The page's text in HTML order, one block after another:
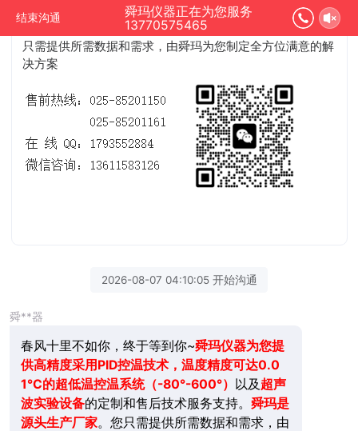
结束沟通
舜玛仪器正在为您服务
13770575465
0.01℃的超低温控温系统（-80°-600°）以及
超声波实验
的定制和售后技术服务支持。舜玛是源头生产厂家。您
只需提供所需数据和需求，由舜玛为您制定全方位满意的解
决方案
2026-08-07 04:10:05 开始沟通
舜**器
春风十里不如你，终于等到你~舜玛仪器为您提
供高精度采用PID控温技术，温度精度可达0.0
1℃的超低温控温系统（-80°-600°） 以及 超声
波实验设备的定制和售后技术服务支持。 舜玛是
源头生产厂家。您只需提供所需数据和需求，由